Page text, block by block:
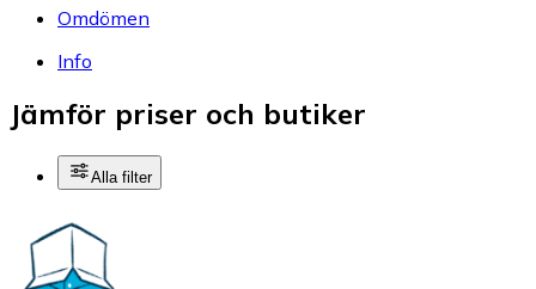
Omdömen
Info
Jämför priser och butiker
Alla filter